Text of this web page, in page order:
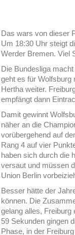
Das wars von dieser
Um 18:30 Uhr steigt
Werder Bremen. Viel
Die Bundesliga
geht es für Wolfsburg
Hertha weiter.
empfängt dann
Damit gewinnt
näher an die
vorübergehend auf
Rang 4 auf vier
haben sich durch die
versaut und müssen
Union Berlin
Besser hätte der
können. Die
gelang alles,
59 Sekunden gingen
Phase, in der